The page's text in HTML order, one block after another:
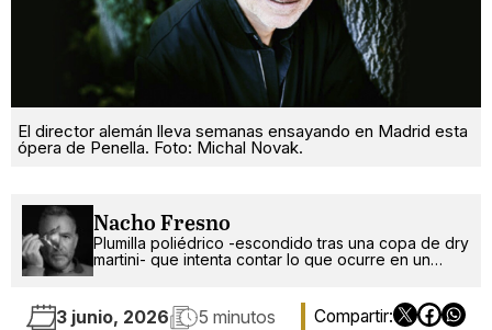
El director alemán lleva semanas ensayando en Madrid esta
ópera de Penella. Foto: Michal Novak.
Nacho Fresno
Plumilla poliédrico -escondido tras una copa de dry
martini- que intenta contar lo que ocurre en un
3 junio, 2026 5 minutos